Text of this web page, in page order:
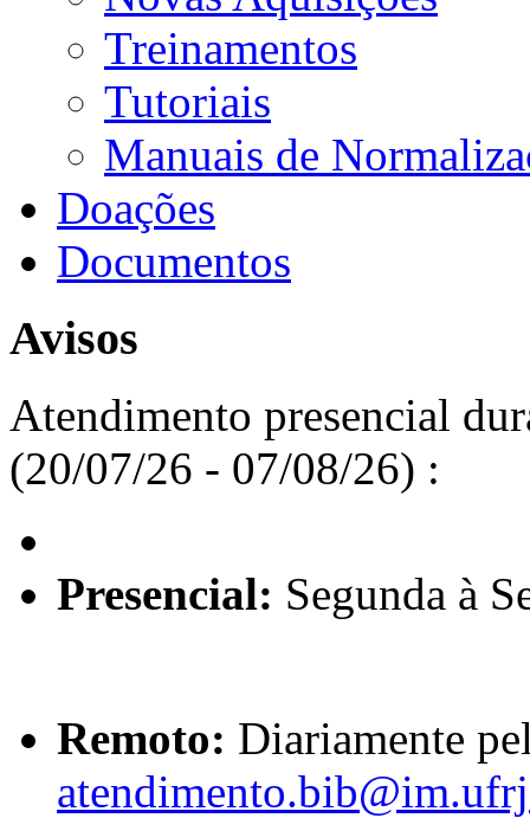
Treinamentos
Tutoriais
Manuais de
Doações
Documentos
Avisos
Atendimento presencial
(20/07/26 - 07/08/26) :
Presencial: Segunda à
Remoto: Diariamente